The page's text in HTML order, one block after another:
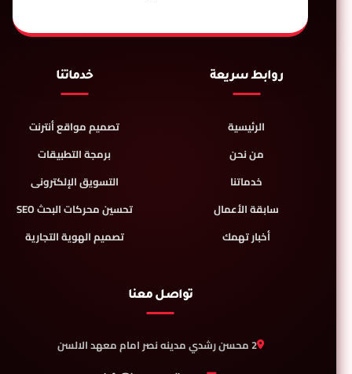
روابط سريعة
الرئيسية
من نحن
خدماتنا
سابقة الأعمال
أخبار تهمك
خدماتنا
تصميم مواقع أنترنت
برمجة التطبيقات
التسويق الإلكترونى
تحسين محركات البحث SEO
تصميم الهوية التجارية
تواصل معنا
2 محسن رشدي مدينه نصر امام معهد الالسن